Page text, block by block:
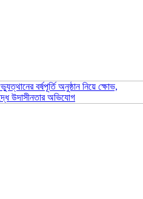
বর্ষপূর্তি অনুষ্ঠান নিয়ে ক্ষোভ,
উদাসীনতার অভিযোগ